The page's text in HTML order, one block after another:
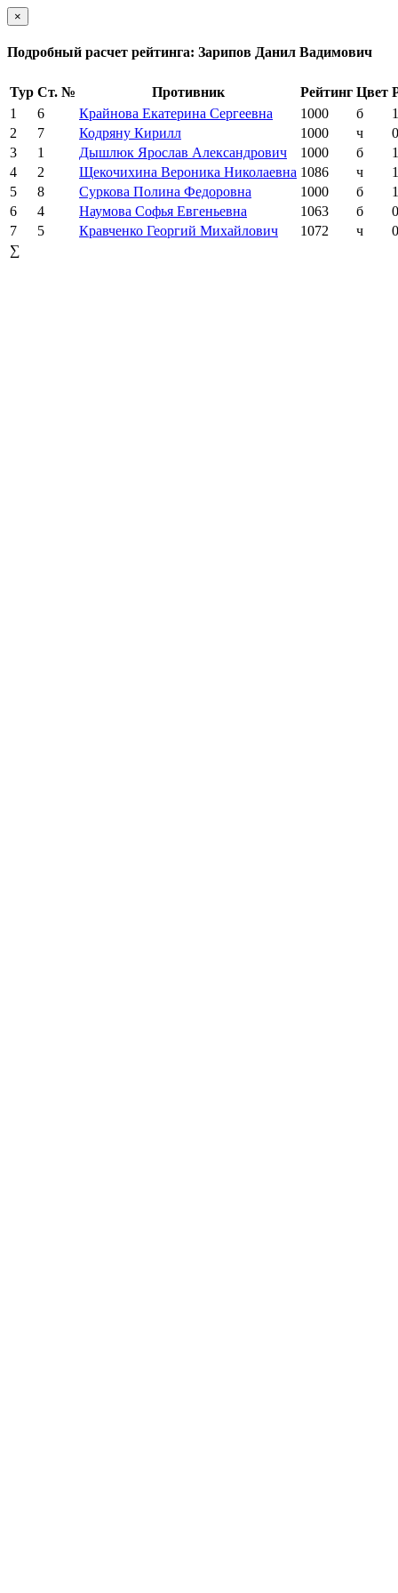
×
Подробный расчет рейтинга: Зарипов Данил Вадимович
Тур Ст. № Противник Рейтинг Цвет
1
6 Крайнова Екатерина Сергеевна 1000 б
2
7 Кодряну Кирилл 1000 ч
3
1 Дышлюк Ярослав Александрович 1000 б
4
2 Щекочихина Вероника Николаевна 1086 ч
5
8 Суркова Полина Федоровна 1000 б
6
4 Наумова Софья Евгеньевна 1063 б
7
5 Кравченко Георгий Михайлович 1072 ч
∑